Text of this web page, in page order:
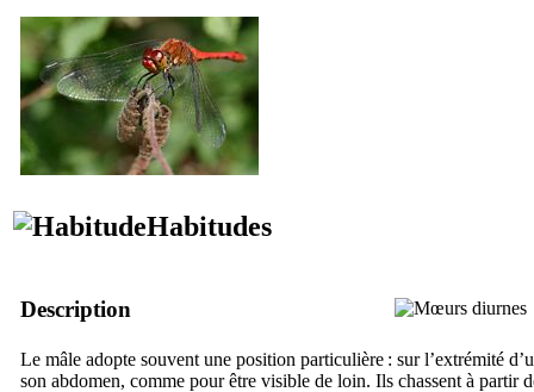
Habitudes
Description
Le mâle adopte souvent une position particulière : sur l’extrémité
son abdomen, comme pour être visible de loin. Ils chassent à partir